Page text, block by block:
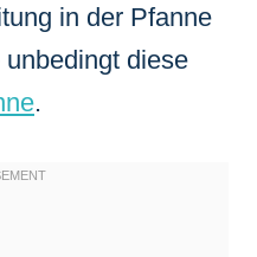
in der Pfanne
diese
.